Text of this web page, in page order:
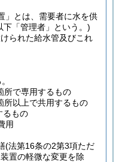
」とは、需要者に水を供
下「管理者」という。)
られた給水管及びこれ
で専用するもの
以上で共用するもの
もの
用
(法第16条の2第3項ただ
置の軽微な変更を除